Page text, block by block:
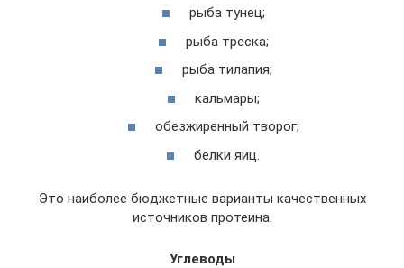
рыба тунец;
рыба треска;
рыба тилапия;
кальмары;
обезжиренный творог;
белки яиц.
Это наиболее бюджетные варианты качественных
источников протеина.
Углеводы